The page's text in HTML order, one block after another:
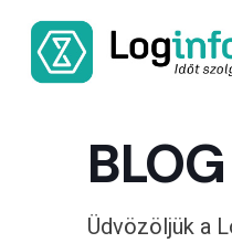
BLOG
Üdvözöljük a